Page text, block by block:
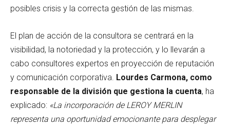
posibles crisis y la correcta gestión de las mismas.
El plan de acción de la consultora se centrará en la
visibilidad, la notoriedad y la protección, y lo llevarán a
cabo consultores expertos en proyección de reputación
y comunicación corporativa. Lourdes Carmona, como
responsable de la división que gestiona la cuenta, ha
explicado: «La incorporación de LEROY MERLIN
representa una oportunidad emocionante para desplegar